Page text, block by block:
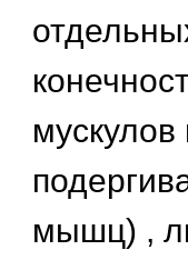
мышц) ,